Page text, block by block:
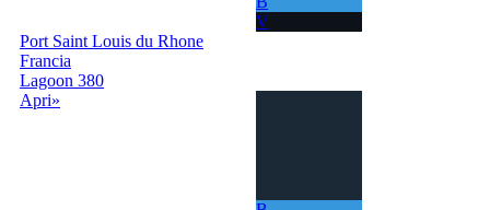
V
Port Saint Louis du Rhone
Francia
Lagoon 380
Apri»